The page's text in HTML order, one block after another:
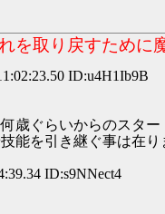
を取り戻すため
ID:u4H1Ib9B
歳ぐらいからのスター
能を引き継ぐ事は在り
ID:s9NNect4